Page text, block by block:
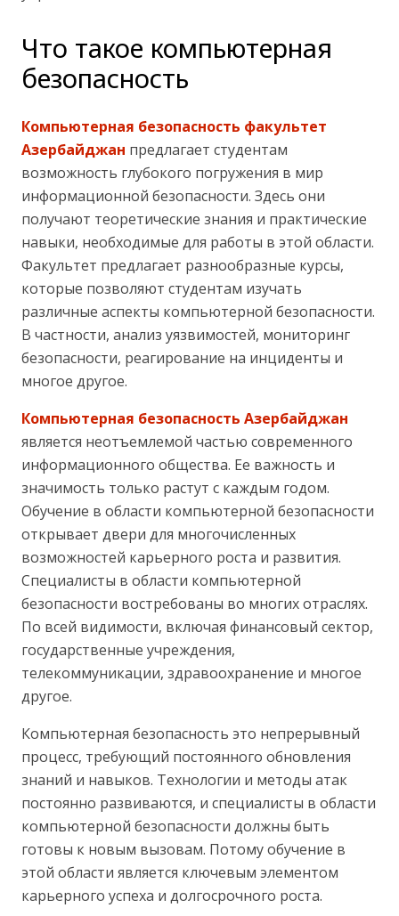
Что такое компьютерная
безопасность
Компьютерная безопасность факультет
Азербайджан предлагает студентам
возможность глубокого погружения в мир
информационной безопасности. Здесь они
получают теоретические знания и практические
навыки, необходимые для работы в этой области.
Факультет предлагает разнообразные курсы,
которые позволяют студентам изучать
различные аспекты компьютерной безопасности.
В частности, анализ уязвимостей, мониторинг
безопасности, реагирование на инциденты и
многое другое.
Компьютерная безопасность Азербайджан
является неотъемлемой частью современного
информационного общества. Ее важность и
значимость только растут с каждым годом.
Обучение в области компьютерной безопасности
открывает двери для многочисленных
возможностей карьерного роста и развития.
Специалисты в области компьютерной
безопасности востребованы во многих отраслях.
По всей видимости, включая финансовый сектор,
государственные учреждения,
телекоммуникации, здравоохранение и многое
другое.
Компьютерная безопасность это непрерывный
процесс, требующий постоянного обновления
знаний и навыков. Технологии и методы атак
постоянно развиваются, и специалисты в области
компьютерной безопасности должны быть
готовы к новым вызовам. Потому обучение в
этой области является ключевым элементом
карьерного успеха и долгосрочного роста.